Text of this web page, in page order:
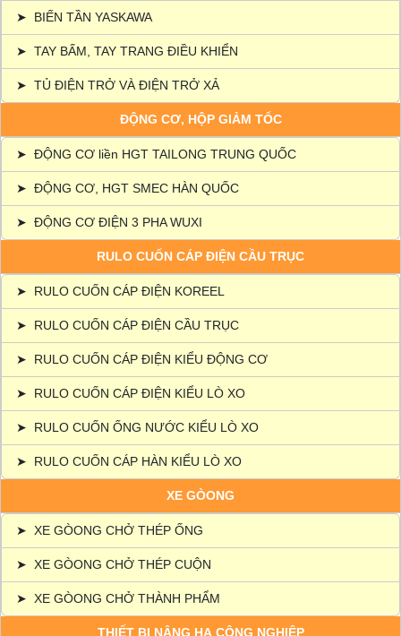
➤ BIẾN TẦN YASKAWA
➤ TAY BẤM, TAY TRANG ĐIỀU KHIỂN
➤ TỦ ĐIỆN TRỞ VÀ ĐIỆN TRỞ XẢ
ĐỘNG CƠ, HỘP GIẢM TỐC
➤ ĐỘNG CƠ liền HGT TAILONG TRUNG QUỐC
➤ ĐỘNG CƠ, HGT SMEC HÀN QUỐC
➤ ĐỘNG CƠ ĐIỆN 3 PHA WUXI
RULO CUỐN CÁP ĐIỆN CẦU TRỤC
➤ RULO CUỐN CÁP ĐIỆN KOREEL
➤ RULO CUỐN CÁP ĐIỆN CẦU TRỤC
➤ RULO CUỐN CÁP ĐIỆN KIỂU ĐỘNG CƠ
➤ RULO CUỐN CÁP ĐIỆN KIỂU LÒ XO
➤ RULO CUỐN ỐNG NƯỚC KIỂU LÒ XO
➤ RULO CUỐN CÁP HÀN KIỂU LÒ XO
XE GÒONG
➤ XE GÒONG CHỞ THÉP ỐNG
➤ XE GÒONG CHỞ THÉP CUỘN
➤ XE GÒONG CHỞ THÀNH PHẨM
THIẾT BỊ NÂNG HẠ CÔNG NGHIỆP